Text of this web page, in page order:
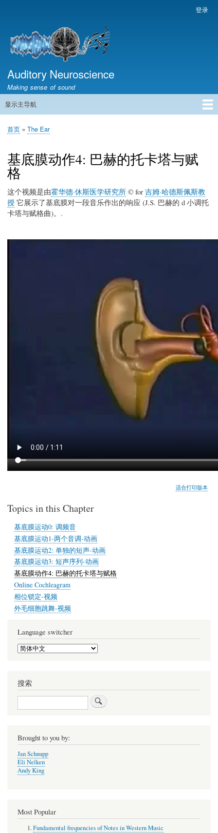
主
登录
Auditory Neuroscience
Making sense of sound
主
航
显示主导航
首页
声学与信号处理
The Ear
Pitch
Vocalizations and speech
Spatial Hearing
Scene Analysis
Development, Learning & Plasticity
Prosthetics
The Book
面
屑
首页 The Ear
基底膜动作4: 巴赫的托卡塔与赋
格
这个视频是由霍华德·休斯医学研究所 © for 吉姆·哈德斯佩斯教
授 它展示了基底膜对一段音乐作出的响应 (J.S. 巴赫的 d 小调托
卡塔与赋格曲)。.
适合打印版本
Topics in this Chapter
基底膜运动0: 调频音
基底膜运动1-两个音调-动画
基底膜运动2: 单独的短声-动画
基底膜运动3: 短声序列-动画
基底膜动作4: 巴赫的托卡塔与赋格
Online Cochleagram
相位锁定-视频
外毛细胞跳舞-视频
Language switcher
Select
your
搜索
搜
索
Brought to you by:
Jan Schnupp
Eli Nelken
Andy King
Most Popular
Fundamental frequencies of Notes in Western Music